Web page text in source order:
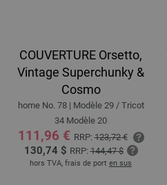
COUVERTURE Orsetto,
Vintage Superchunky &
Cosmo
home No. 78 | Modèle 29 / Tricot
34 Modèle 20
111,96 € RRP:123,72 €
130,74 $ RRP:144,47 $
hors TVA, frais de port en sus